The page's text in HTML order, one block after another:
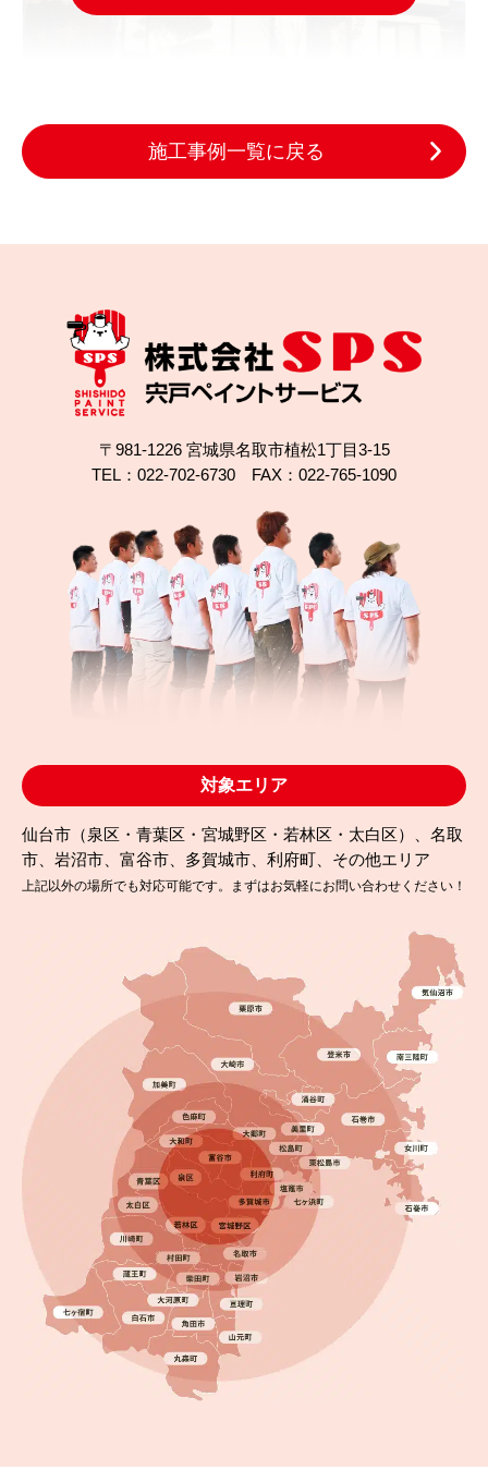
2020.07.03
【大河原町】塗装のチラシで気づいた屋根の劣化！
修繕のポイントを解説
完成日 2020.06.14
強風で屋根が落ちた！火災保険適用ガルバリウム鋼
板で安心リフォーム【宮城県】
施工事例一覧に戻る
〒981-1226 宮城県名取市植松1丁目3-15
TEL：022-702-6730 FAX：022-765-1090
対象エリア
仙台市（泉区・青葉区・宮城野区・若林区・太白区）、名取
市、岩沼市、富谷市、多賀城市、利府町、その他エリア
上記以外の場所でも対応可能です。まずはお気軽にお問い合わせください！